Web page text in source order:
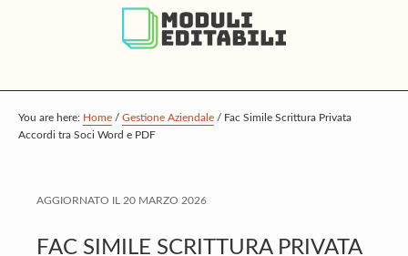
p
t
a
n
p
t
r
m
p
t
o
t
You are here: Home / Gestione Aziendale / Fac Simile Scrittura Privata
Accordi tra Soci Word e PDF
AGGIORNATO IL 20 MARZO 2026
FAC SIMILE SCRITTURA PRIVATA